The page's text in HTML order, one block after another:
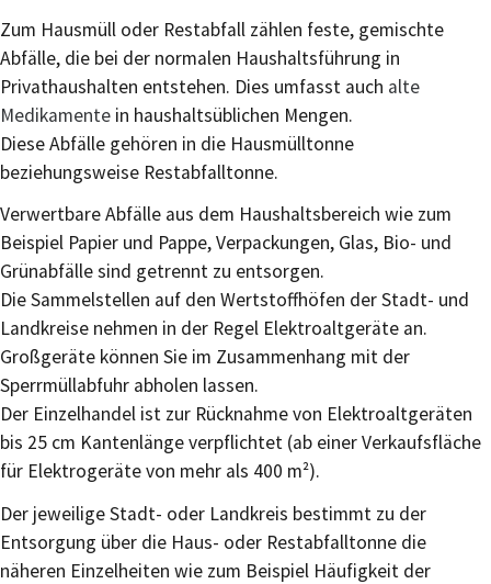
Zum Hausmüll oder Restabfall zählen feste, gemischte
Abfälle, die bei der normalen Haushaltsführung in
Privathaushalten entstehen. Dies umfasst auch alte
Medikamente in haushaltsüblichen Mengen.
Diese Abfälle gehören in die Hausmülltonne
beziehungsweise Restabfalltonne.
Verwertbare Abfälle aus dem Haushaltsbereich wie zum
Beispiel Papier und Pappe, Verpackungen, Glas, Bio- und
Grünabfälle sind getrennt zu entsorgen.
Die Sammelstellen auf den Wertstoffhöfen der Stadt- und
Landkreise nehmen in der Regel Elektroaltgeräte an.
Großgeräte können Sie im Zusammenhang mit der
Sperrmüllabfuhr abholen lassen.
Der Einzelhandel ist zur Rücknahme von Elektroaltgeräten
bis 25 cm Kantenlänge verpflichtet (ab einer Verkaufsfläche
für Elektrogeräte von mehr als 400 m²).
Der jeweilige Stadt- oder Landkreis bestimmt zu der
Entsorgung über die Haus- oder Restabfalltonne die
näheren Einzelheiten wie zum Beispiel Häufigkeit der